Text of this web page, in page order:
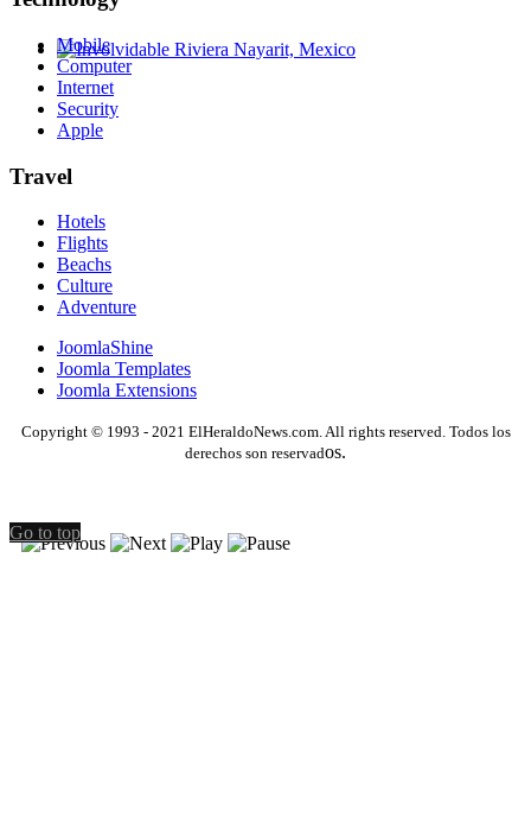
Involvidable Riviera Nayarit, Mexico
Mobile
Computer
Internet
Security
Apple
Travel
Hotels
Flights
Beachs
Culture
Adventure
JoomlaShine
Joomla Templates
Joomla Extensions
Copyright © 1993 - 2021 ElHeraldoNews.com. All rights reserved. Todos los
derechos son reservados.
Go to top